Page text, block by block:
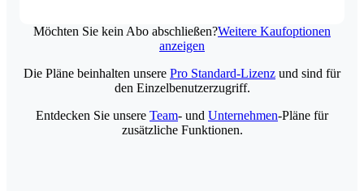
Möchten Sie kein Abo abschließen?Weitere Kaufoptionen
anzeigen
Die Pläne beinhalten unsere Pro Standard-Lizenz und sind für
den Einzelbenutzerzugriff.
Entdecken Sie unsere Team- und Unternehmen-Pläne für
zusätzliche Funktionen.